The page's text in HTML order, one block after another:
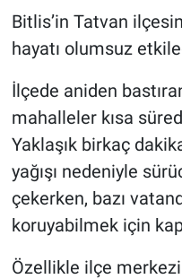
Bitlis’in Tatvan
hayatı olumsuz
İlçede aniden
mahalleler kısa
Yaklaşık birkaç
yağışı nedeniyle
çekerken, bazı
koruyabilmek için
Özellikle ilçe
Spor
Yerel